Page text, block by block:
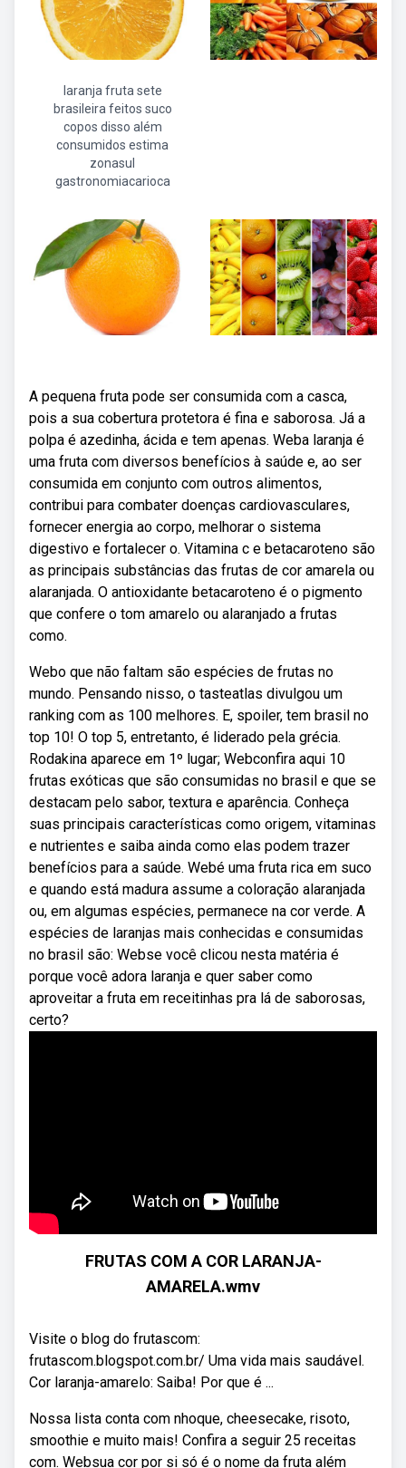
laranja fruta sete
brasileira feitos suco
copos disso além
consumidos estima
zonasul
gastronomiacarioca
A pequena fruta pode ser consumida com a casca,
pois a sua cobertura protetora é fina e saborosa. Já a
polpa é azedinha, ácida e tem apenas. Weba laranja é
uma fruta com diversos benefícios à saúde e, ao ser
consumida em conjunto com outros alimentos,
contribui para combater doenças cardiovasculares,
fornecer energia ao corpo, melhorar o sistema
digestivo e fortalecer o. Vitamina c e betacaroteno são
as principais substâncias das frutas de cor amarela ou
alaranjada. O antioxidante betacaroteno é o pigmento
que confere o tom amarelo ou alaranjado a frutas
como.
Webo que não faltam são espécies de frutas no
mundo. Pensando nisso, o tasteatlas divulgou um
ranking com as 100 melhores. E, spoiler, tem brasil no
top 10! O top 5, entretanto, é liderado pela grécia.
Rodakina aparece em 1º lugar; Webconfira aqui 10
frutas exóticas que são consumidas no brasil e que se
destacam pelo sabor, textura e aparência. Conheça
suas principais características como origem, vitaminas
e nutrientes e saiba ainda como elas podem trazer
benefícios para a saúde. Webé uma fruta rica em suco
e quando está madura assume a coloração alaranjada
ou, em algumas espécies, permanece na cor verde. A
espécies de laranjas mais conhecidas e consumidas
no brasil são: Webse você clicou nesta matéria é
porque você adora laranja e quer saber como
aproveitar a fruta em receitinhas pra lá de saborosas,
certo?
FRUTAS COM A COR LARANJA-
AMARELA.wmv
Visite o blog do frutascom:
frutascom.blogspot.com.br/ Uma vida mais saudável.
Cor laranja-amarelo: Saiba! Por que é ...
Nossa lista conta com nhoque, cheesecake, risoto,
smoothie e muito mais! Confira a seguir 25 receitas
com. Websua cor por si só é o nome da fruta além